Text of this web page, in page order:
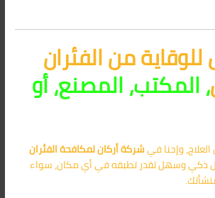
من الفئران
، المكتب، المصنع، أو
وإحنا فيشركة أركان لمكافحة الفئران
ذكي وسهل تقدر تطبقه في أي مكان، سواء